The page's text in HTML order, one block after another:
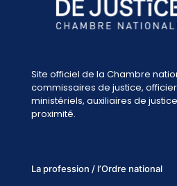
Site officiel de la Chambre
commissaires de justice,
ministériels, auxiliaires de
proximité.
La profession / l’Ordre national